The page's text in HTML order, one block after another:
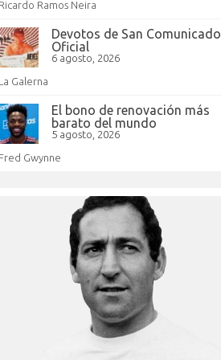
Ramos Neira
Devotos de San Comunicado
Oficial
6 agosto, 2026
Galerna
El bono de renovación más
barato del mundo
5 agosto, 2026
Gwynne